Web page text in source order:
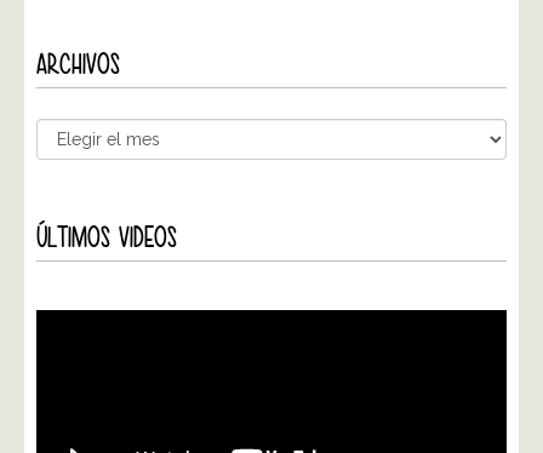
ARCHIVOS
ÚLTIMOS VIDEOS